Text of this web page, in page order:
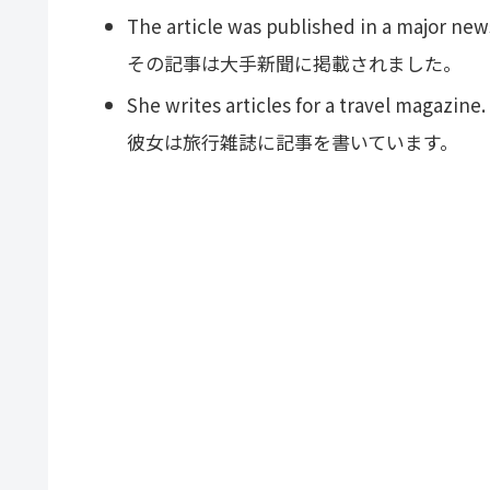
The article was published in a major
その記事は大手新聞に掲載されました。
She writes articles for a travel magazine.
彼女は旅行雑誌に記事を書いています。